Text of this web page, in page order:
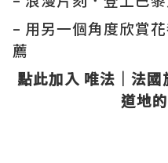
– 用另一個角度欣賞
薦
點此加入 唯法｜法國
道地